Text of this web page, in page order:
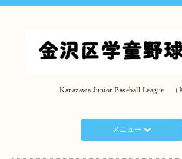
Kanazawa Junior Baseball League （
メニュー